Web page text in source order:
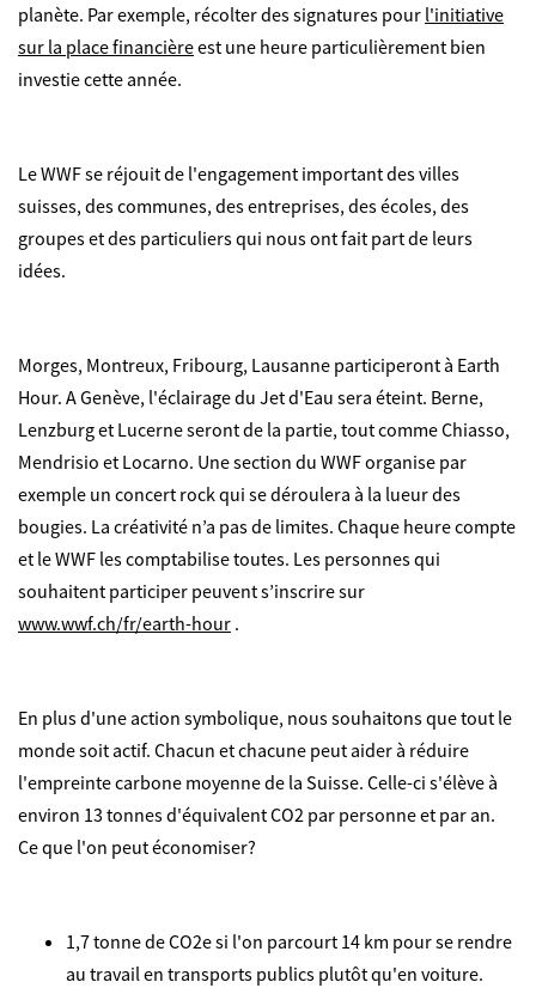
planète. Par exemple, récolter des signatures pour l'initiative
sur la place financièreest une heure particulièrement bien
investie cette année.
Le WWF se réjouit de l'engagement important des villes
suisses, des communes, des entreprises, des écoles, des
groupes et des particuliers qui nous ont fait part de leurs
idées.
Morges, Montreux, Fribourg, Lausanne participeront à Earth
Hour. A Genève, l'éclairage du Jet d'Eau sera éteint. Berne,
Lenzburg et Lucerne seront de la partie, tout comme Chiasso,
Mendrisio et Locarno. Une section du WWF organise par
exemple un concert rock qui se déroulera à la lueur des
bougies. La créativité n’a pas de limites. Chaque heure compte
et le WWF les comptabilise toutes. Les personnes qui
souhaitent participer peuvent s’inscrire sur
www.wwf.ch/fr/earth-hour .
En plus d'une action symbolique, nous souhaitons que tout le
monde soit actif. Chacun et chacune peut aider à réduire
l'empreinte carbone moyenne de la Suisse. Celle-ci s'élève à
environ 13 tonnes d'équivalent CO2 par personne et par an.
Ce que l'on peut économiser?
1,7 tonne de CO2e si l'on parcourt 14 km pour se rendre
au travail en transports publics plutôt qu'en voiture.